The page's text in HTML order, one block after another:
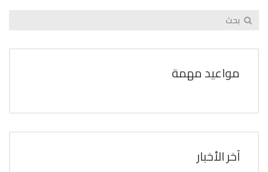
مواعيد مهمة
آخر الأخبار